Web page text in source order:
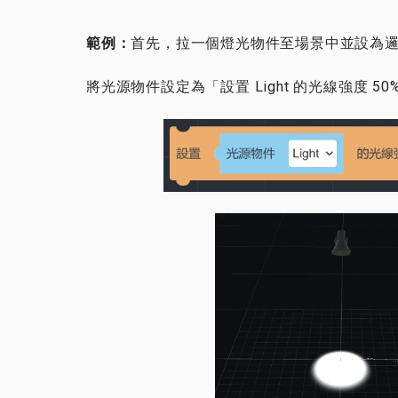
範例：首先，拉一個燈光物件至場景中並設為
將光源物件設定為「設置 Light 的光線強度